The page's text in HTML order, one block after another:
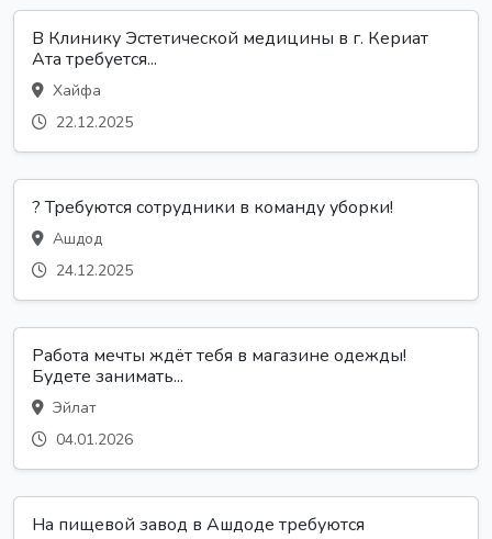
В Клинику Эстетической медицины в г. Кериат
Ата требуется...
Хайфа
22.12.2025
? Требуются сотрудники в команду уборки!
Ашдод
24.12.2025
Работа мечты ждёт тебя в магазине одежды!
Будете занимать...
Эйлат
04.01.2026
На пищевой завод в Ашдоде требуются